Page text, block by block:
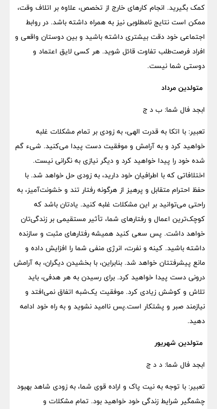
کمک بگیرید. انجام کارهای خارج از تخصص، علاوه بر اتلاف وقت،
ممکن است نتایج نامطلوبی نیز به همراه داشته باشد. در روابط
اجتماعی خود دقت بیشتری داشته باشید و بین دوستان واقعی و
افراد فرصت‌طلب تفاوت قائل شوید. هر کسی لایق اعتماد و
دوستی شما نیست.
متولدین مرداد
ابجد فال شما: ب د ج
تعبیر: با اتکا به قدرت الهی، به زودی بر تمام مشکلات غلبه
خواهید کرد و به آرامش و موفقیت دست پیدا می‌کنید. شیء گم
شده خود را پیدا خواهید کرد و دیگر نیازی به نگرانی نیست.
اختلافاتی که با اطرافیان خود دارید، به زودی حل خواهد شد. با
حفظ احترام متقابل و پرهیز از هرگونه رفتار تند و خشونت‌آمیز، به
راحتی می‌توانید بر این مشکلات غلبه کنید. یادتان باشد که
کوچک‌ترین اعمال و رفتارهای شما، تأثیر مستقیمی بر زندگی‌تان
خواهد داشت. پس سعی کنید همیشه رفتارهای مثبت و سازنده
داشته باشید. کینه و نفرت، انرژی منفی شما را افزایش داده و
مانع پیشرفتتان خواهد شد. بنابراین، با بخشیدن دیگران، به آرامش
درونی دست پیدا خواهید کرد. برای رسیدن به هر هدفی، باید
تلاش و کوشش زیادی کرد. موفقیت یک‌شبه اتفاق نمی‌افتد و
نیازمند صبر و پشتکار است.پس ناامید نشوید و به راه خود ادامه
دهید.
متولدین شهریور
ابجد فال شما: د د ج
تعبیر: با توجه به نیت پاک و اراده قوی شما، به زودی شاهد بهبود
چشمگیر شرایط زندگی خود خواهید بود. تمام مشکلات و